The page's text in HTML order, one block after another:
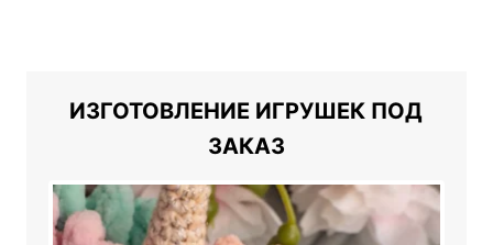
ИЗГОТОВЛЕНИЕ ИГРУШЕК ПОД
ЗАКАЗ